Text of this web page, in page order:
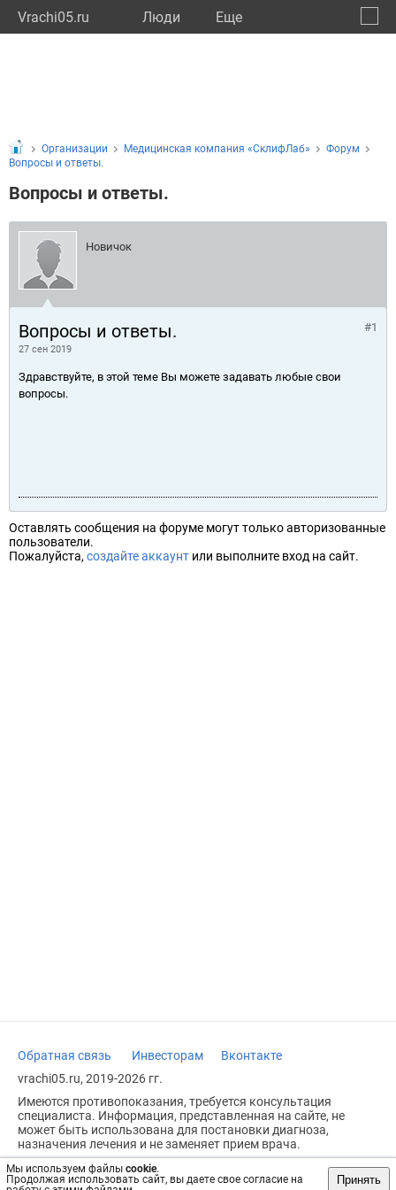
Vrachi05.ru Люди Eще
Мы используем файлы cookie.
Продолжая использовать сайт, вы даете свое согласие на
Принять
Организации Медицинская компания «СклифЛаб»
Форум
Вопросы и ответы.
Вопросы и ответы.
Новичок
Вопросы и ответы.
27 сен 2019
#1
Здравствуйте, в этой теме Вы можете задавать любые свои
вопросы.
Оставлять сообщения на форуме могут только авторизованные
пользователи.
Пожалуйста, создайте аккаунт или выполните вход на сайт.
Обратная связь Инвесторам
Вконтакте
vrachi05.ru, 2019-2026 гг.
Имеются противопоказания, требуется консультация
специалиста. Информация, представленная на сайте, не
может быть использована для постановки диагноза,
назначения лечения и не заменяет прием врача.
Возрастное ограничение: 18+